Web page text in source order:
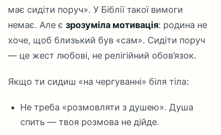
має сидіти поруч». У Біблії такої вимоги
немає. Але є зрозуміла мотивація: родина не
хоче, щоб близький був «сам». Сидіти поруч
— це жест любові, не релігійний обов’язок.
Якщо ти сидиш «на чергуванні» біля тіла:
Не треба «розмовляти з душею». Душа
спить — твоя розмова не дійде.